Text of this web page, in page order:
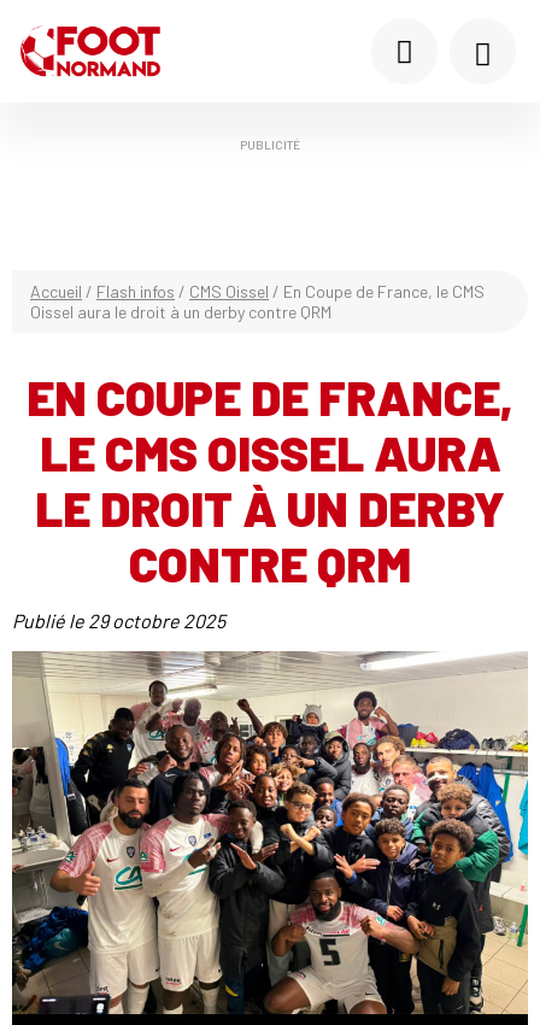
PUBLICITÉ
Accueil / Flash infos / CMS Oissel / En Coupe de France, le CMS
Oissel aura le droit à un derby contre QRM
EN COUPE DE FRANCE,
LE CMS OISSEL AURA
LE DROIT À UN DERBY
CONTRE QRM
Publié le 29 octobre 2025